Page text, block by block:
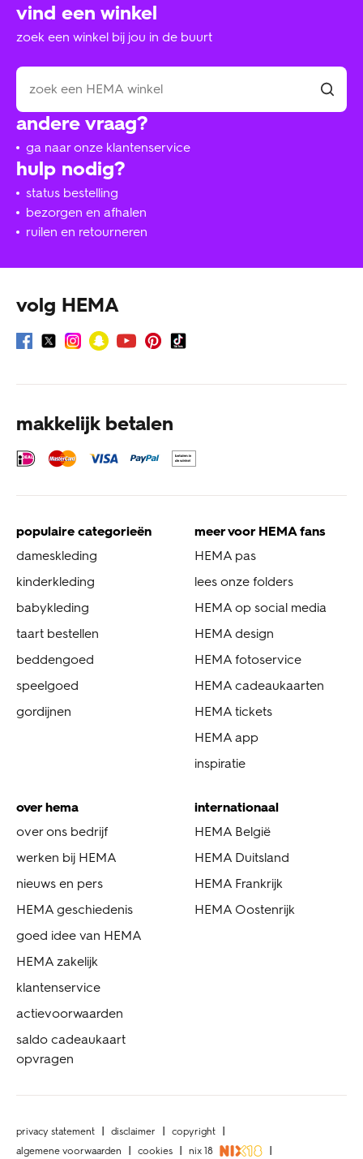
hulp nodig?
status bestelling
bezorgen en afhalen
ruilen en retourneren
andere vraag?
ga naar onze klantenservice
vind een winkel
zoek een winkel bij jou in de buurt
volg HEMA
makkelijk betalen
populaire categorieën
dameskleding
kinderkleding
babykleding
taart bestellen
beddengoed
speelgoed
gordijnen
meer voor HEMA fans
HEMA pas
lees onze folders
HEMA op social media
HEMA design
HEMA fotoservice
HEMA cadeaukaarten
HEMA tickets
HEMA app
inspiratie
over hema
over ons bedrijf
werken bij HEMA
nieuws en pers
HEMA geschiedenis
goed idee van HEMA
HEMA zakelijk
klantenservice
actievoorwaarden
saldo cadeaukaart
opvragen
internationaal
HEMA België
HEMA Duitsland
HEMA Frankrijk
HEMA Oostenrijk
privacy statement disclaimer
copyright
algemene voorwaarden
cookies nix 18